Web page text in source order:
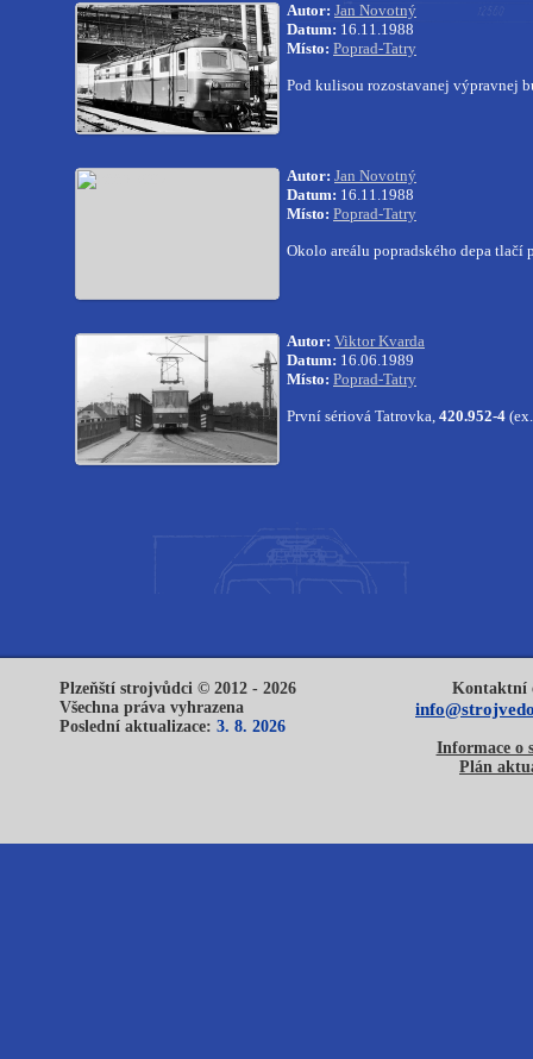
Autor: Jan Novotný
Datum: 16.11.1988
Místo: Poprad-Tatry
Pod kulisou rozostavanej výpravnej
Autor: Jan Novotný
Datum: 16.11.1988
Místo: Poprad-Tatry
Okolo areálu popradského depa
Autor: Viktor Kvarda
Datum: 16.06.1989
Místo: Poprad-Tatry
První sériová Tatrovka, 420.952-4
Plzeňští strojvůdci © 2012 - 2026
Všechna práva vyhrazena
Poslední aktualizace: 3. 8. 2026
Kontaktní
Informace o
Plán